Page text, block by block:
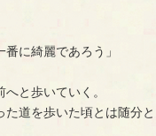
に綺麗であろう」
と歩いていく。
道を歩いた頃とは随分と